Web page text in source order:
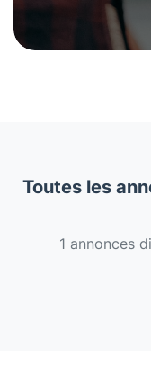
Toutes les
1 annonces